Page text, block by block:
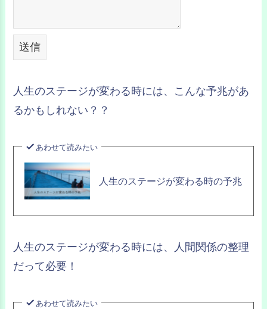
送信
人生のステージが変わる時には、こんな予兆があ
るかもしれない？？
あわせて読みたい
人生のステージが変わる時の予兆
人生のステージが変わる時には、人間関係の整理
だって必要！
あわせて読みたい